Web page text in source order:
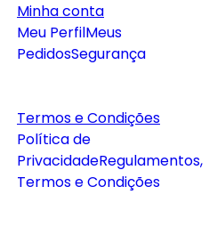
Minha conta
Meu PerfilMeus
PedidosSegurança
Termos e Condições
Política de
PrivacidadeRegulamentos,
Termos e Condições